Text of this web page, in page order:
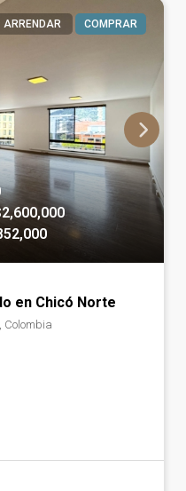
ARRENDAR COMPRAR
en Chicó Norte
Colombia